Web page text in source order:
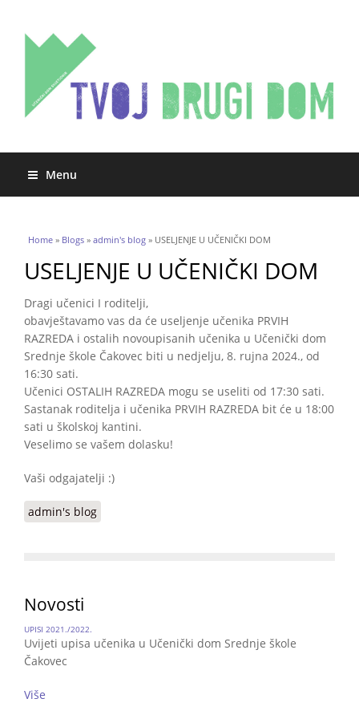
Menu
You are here
Home » Blogs » admin's blog » USELJENJE U UČENIČKI DOM
USELJENJE U UČENIČKI DOM
Dragi učenici I roditelji,
obavještavamo vas da će useljenje učenika PRVIH
RAZREDA i ostalih novoupisanih učenika u Učenički dom
Srednje škole Čakovec biti u nedjelju, 8. rujna 2024., od
16:30 sati.
Učenici OSTALIH RAZREDA mogu se useliti od 17:30 sati.
Sastanak roditelja i učenika PRVIH RAZREDA bit će u 18:00
sati u školskoj kantini.
Veselimo se vašem dolasku!
Vaši odgajatelji :)
admin's blog
Novosti
UPISI 2021./2022.
Uvijeti upisa učenika u Učenički dom Srednje škole
Čakovec
Više